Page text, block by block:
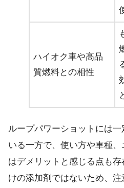
ハイオク車や高品
質燃料との相性
ループパワーショットには
いる一方で、使い方や車種
はデメリットと感じる点も
けの添加剤ではないため、注